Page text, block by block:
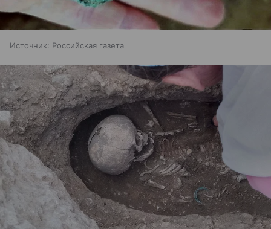
Источник: Российская газета